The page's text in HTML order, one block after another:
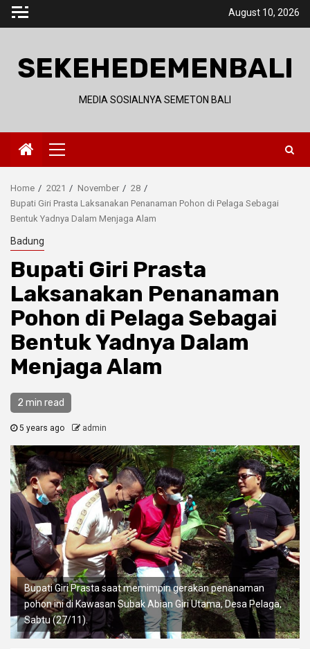
Skip
August 10, 2026
SEKEHEDEMENBALI
MEDIA SOSIALNYA SEMETON BALI
Primary
Menu
Home 2021 November
28
Bupati Giri Prasta Laksanakan Penanaman Pohon di Pelaga Sebagai
Bentuk Yadnya Dalam Menjaga Alam
Badung
Bupati Giri Prasta
Laksanakan Penanaman
Pohon di Pelaga Sebagai
Bentuk Yadnya Dalam
Menjaga Alam
2 min read
5 years ago admin
Bupati Giri Prasta saat memimpin gerakan penanaman
pohon ini di Kawasan Subak Abian Giri Utama, Desa Pelaga,
Sabtu (27/11).